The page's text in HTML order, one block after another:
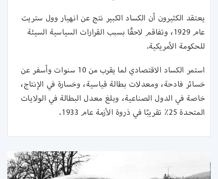
يعتقد الكثيرون أن الكساد الكبير نتج عن انهيار وول ستريت
عام 1929، وتفاقم لاحقًا بسبب القرارات السياسية السيئة
للحكومة الأمريكية.
استمر الكساد الاقتصادي لما يقرب من 10 سنوات وأسفر عن
خسائر فادحة، ومعدلات بطالة قياسية، وخسارة في الإنتاج،
خاصة في الدول الصناعية، وبلغ معدل البطالة في الولايات
المتحدة 25٪ تقريبًا في ذروة الأزمة عام 1933.